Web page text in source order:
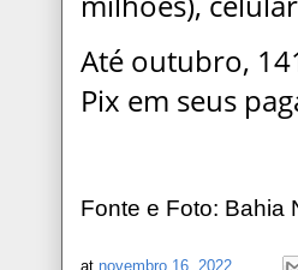
Até outubro,
Pix em seus
Fonte e Foto: Bahia
at novembro 16, 2022